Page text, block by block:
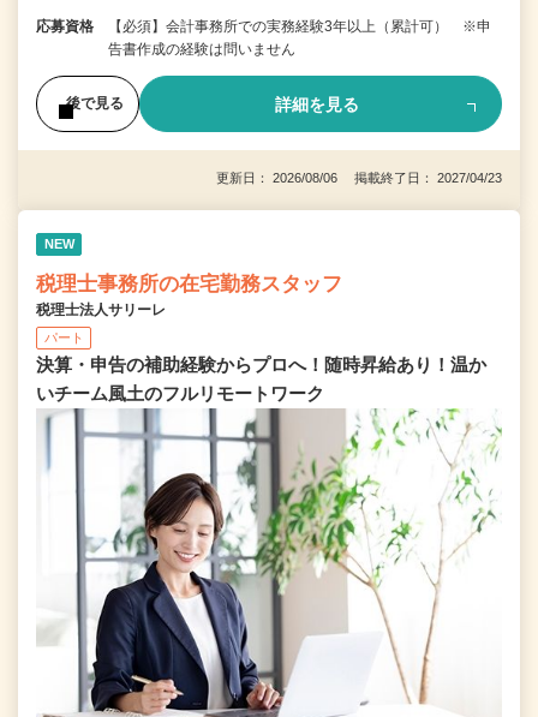
応募資格
【必須】会計事務所での実務経験3年以上（累計可） ※申
告書作成の経験は問いません
後で見る 詳細を見る
更新日： 2026/08/06 掲載終了日： 2027/04/23
NEW
税理士事務所の在宅勤務スタッフ
税理士法人サリーレ
パート
決算・申告の補助経験からプロへ！随時昇給あり！温か
いチーム⾵⼟のフルリモートワーク